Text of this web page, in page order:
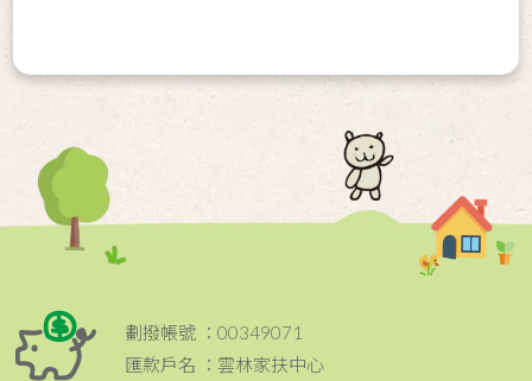
劃撥帳號 ：00349071
匯款戶名 ：雲林家扶中心